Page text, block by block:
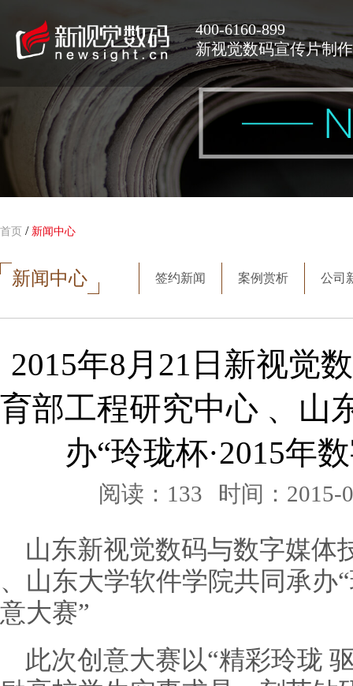
400-6160-899
新视觉数码宣传片制
首页 / 新闻中心
新闻中心 签约新闻 案例赏析 公司
2015年8月21日新视觉
育部工程研究中心 、山
办“玲珑杯·2015年
阅读：133 时间：2015-
山东新视觉数码与数字媒体
、山东大学软件学院共同承办
意大赛”
此次创意大赛以“精彩玲珑